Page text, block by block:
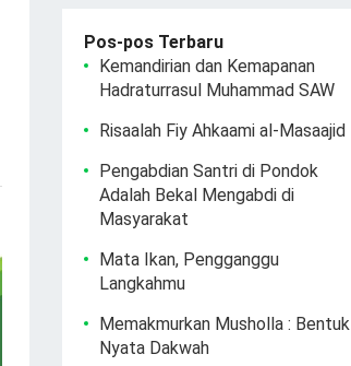
Pos-pos Terbaru
Kemandirian dan Kemapanan
Hadraturrasul Muhammad SAW
Risaalah Fiy Ahkaami al-Masaajid
Pengabdian Santri di Pondok
Adalah Bekal Mengabdi di
Masyarakat
Mata Ikan, Pengganggu
Langkahmu
Memakmurkan Musholla : Bentuk
Nyata Dakwah